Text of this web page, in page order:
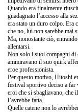
Quando era finalmente
guadagnato l’accesso alla
era stato un duro colpo. Era
che no, lui non sarebbe mai
Ma, nonostante ciò,
allentarsi.
Non solo i suoi compagni di
ammiravano il suo quirk
eroe professionista.
Per questo motivo, Hitoshi
festival sportivo deciso a far
eroi che si sbagliavano, che
l’avrebbe fatta.
Quelle catene non lo